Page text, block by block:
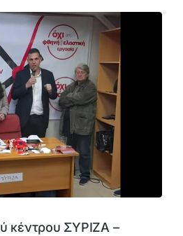
κέντρου ΣΥΡΙΖΑ –